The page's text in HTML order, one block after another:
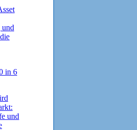
in 6
und